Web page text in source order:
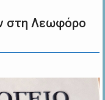
στη Λεωφόρο